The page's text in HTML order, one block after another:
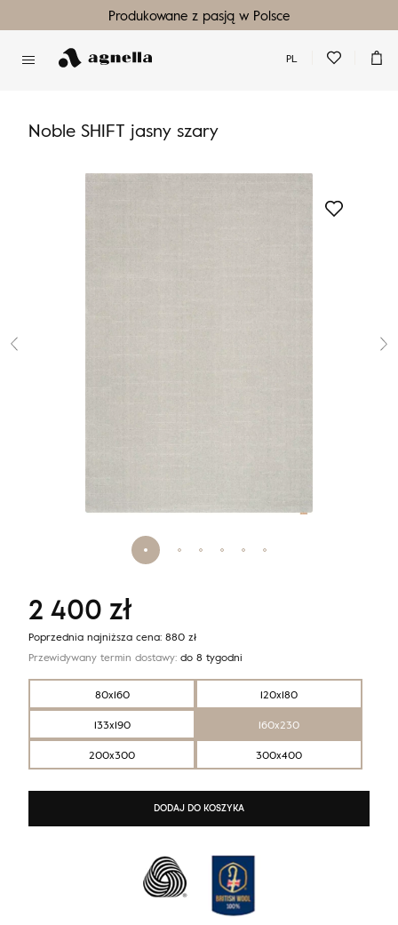
Produkowane z pasją w Polsce
PL
Noble SHIFT jasny szary
80x160
120x180
133x190
160x230
200x300
300x400
2 400 zł
Poprzednia najniższa cena: 880 zł
Przewidywany termin dostawy: do 8 tygodni
DODAJ DO KOSZYKA